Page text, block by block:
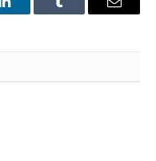
LinkedInTumblr Email